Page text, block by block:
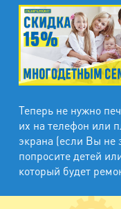
Теперь не нужно
их на телефон или
экрана (если Вы не
попросите детей
который будет